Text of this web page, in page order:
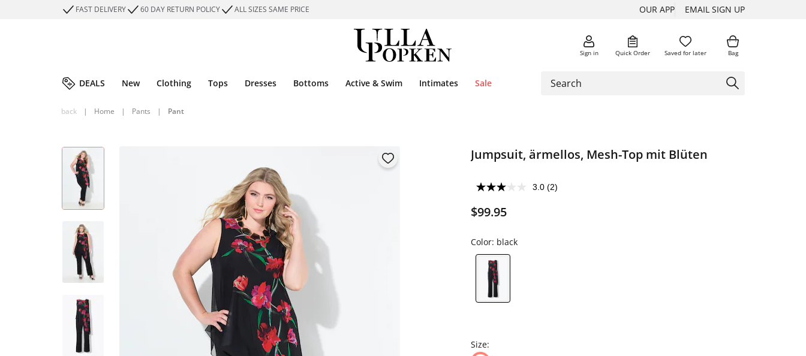
FAST DELIVERY 60 DAY RETURN POLICY ALL SIZES SAME PRICE OUR APP EMAIL SIGN UP
Sign in Quick Order Saved for later Bag
DEALS New Clothing Tops Dresses Bottoms Active & Swim Intimates Sale
back | Home | Pants | Pant
Jumpsuit, ärmellos, Mesh-Top mit Blüten
3.0 (2)
$99.95
Color: black
Size: